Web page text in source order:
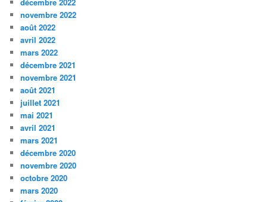
novembre 2022
août 2022
avril 2022
mars 2022
décembre 2021
novembre 2021
août 2021
juillet 2021
mai 2021
avril 2021
mars 2021
décembre 2020
novembre 2020
octobre 2020
mars 2020